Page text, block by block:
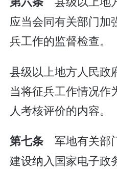
应当会同有关部门加
兵工作的监督检查。
县级以上地方人民政
当将征兵工作情况作
人考核评价的内容。
第七条 军地有关部
建设纳入国家电子政